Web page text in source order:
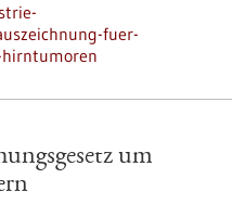
fuer-
hirntumoren
um